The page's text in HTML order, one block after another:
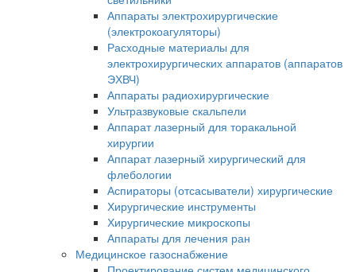
Аппараты электрохирургические
(электрокоагуляторы)
Расходные материалы для
электрохирургических аппаратов (аппаратов
ЭХВЧ)
Аппараты радиохирургические
Ультразвуковые скальпели
Аппарат лазерный для торакальной
хирургии
Аппарат лазерный хирургический для
флебологии
Аспираторы (отсасыватели) хирургические
Хирургические инструменты
Хирургические микроскопы
Аппараты для лечения ран
Медицинское газоснабжение